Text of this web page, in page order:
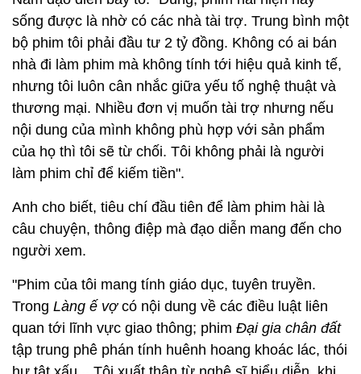
sống được là nhờ có các nhà tài trợ. Trung bình một
bộ phim tôi phải đầu tư 2 tỷ đồng. Không có ai bán
nhà đi làm phim mà không tính tới hiệu quả kinh tế,
nhưng tôi luôn cân nhắc giữa yếu tố nghệ thuật và
thương mại. Nhiều đơn vị muốn tài trợ nhưng nếu
nội dung của mình không phù hợp với sản phẩm
của họ thì tôi sẽ từ chối. Tôi không phải là người
làm phim chỉ để kiếm tiền".
Anh cho biết, tiêu chí đầu tiên để làm phim hài là
câu chuyện, thông điệp mà đạo diễn mang đến cho
người xem.
"Phim của tôi mang tính giáo dục, tuyên truyền.
Trong Làng ế vợcó nội dung về các điều luật liên
quan tới lĩnh vực giao thông; phim Đại gia chân đất
tập trung phê phán tính huênh hoang khoác lác, thói